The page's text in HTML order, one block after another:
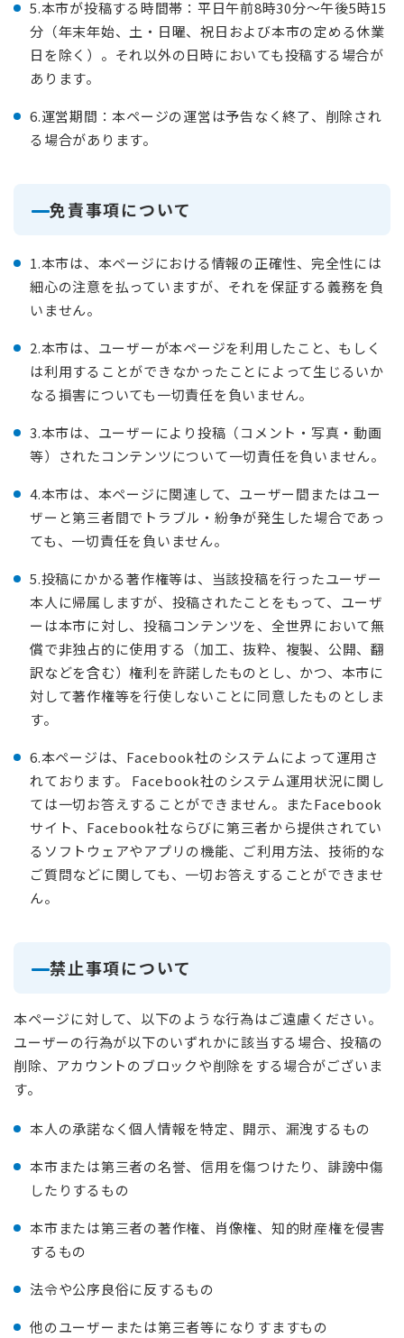
5.本市が投稿する時間帯：平日午前8時30分～午後5時15
分（年末年始、土・日曜、祝日および本市の定める休業
日を除く）。それ以外の日時においても投稿する場合が
あります。
6.運営期間：本ページの運営は予告なく終了、削除され
る場合があります。
免責事項について
1.本市は、本ページにおける情報の正確性、完全性には
細心の注意を払っていますが、それを保証する義務を負
いません。
2.本市は、ユーザーが本ページを利用したこと、もしく
は利用することができなかったことによって生じるいか
なる損害についても一切責任を負いません。
3.本市は、ユーザーにより投稿（コメント・写真・動画
等）されたコンテンツについて一切責任を負いません。
4.本市は、本ページに関連して、ユーザー間またはユー
ザーと第三者間でトラブル・紛争が発生した場合であっ
ても、一切責任を負いません。
5.投稿にかかる著作権等は、当該投稿を行ったユーザー
本人に帰属しますが、投稿されたことをもって、ユーザ
ーは本市に対し、投稿コンテンツを、全世界において無
償で非独占的に使用する（加工、抜粋、複製、公開、翻
訳などを含む）権利を許諾したものとし、かつ、本市に
対して著作権等を行使しないことに同意したものとしま
す。
6.本ページは、Facebook社のシステムによって運用さ
れております。 Facebook社のシステム運用状況に関し
ては一切お答えすることができません。またFacebook
サイト、Facebook社ならびに第三者から提供されてい
るソフトウェアやアプリの機能、ご利用方法、技術的な
ご質問などに関しても、一切お答えすることができませ
ん。
禁止事項について
本ページに対して、以下のような行為はご遠慮ください。
ユーザーの行為が以下のいずれかに該当する場合、投稿の
削除、アカウントのブロックや削除をする場合がございま
す。
本人の承諾なく個人情報を特定、開示、漏洩するもの
本市または第三者の名誉、信用を傷つけたり、誹謗中傷
したりするもの
本市または第三者の著作権、肖像権、知的財産権を侵害
するもの
法令や公序良俗に反するもの
他のユーザーまたは第三者等になりすますもの